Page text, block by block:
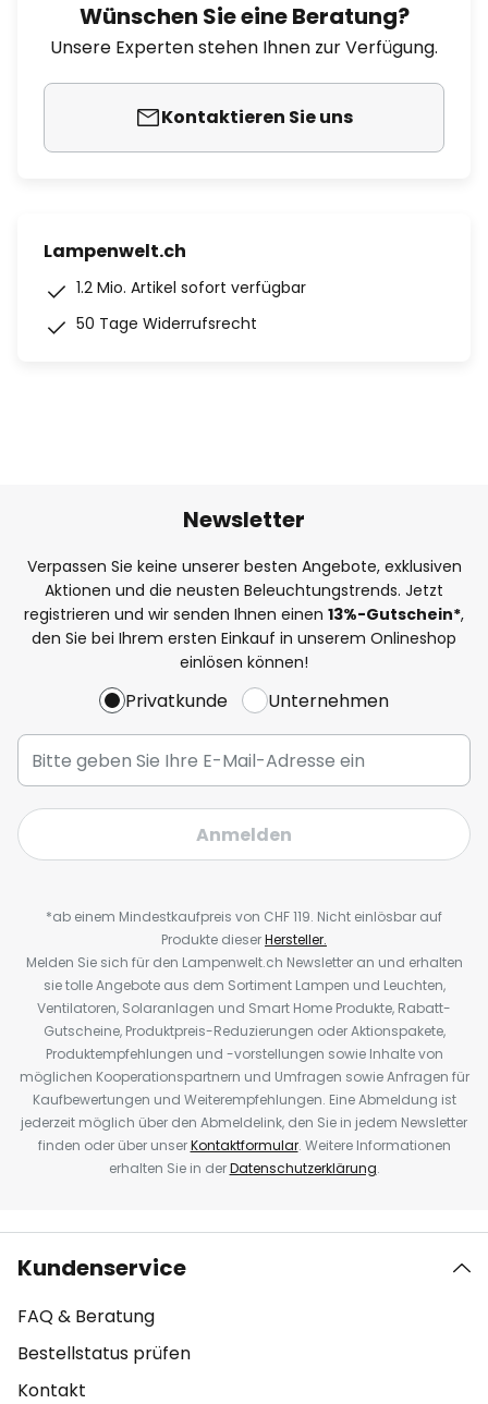
Wünschen Sie eine Beratung?
Unsere Experten stehen Ihnen zur Verfügung.
Kontaktieren Sie uns
Lampenwelt.ch
1.2 Mio. Artikel sofort verfügbar
50 Tage Widerrufsrecht
Newsletter
Verpassen Sie keine unserer besten Angebote, exklusiven
Aktionen und die neusten Beleuchtungstrends. Jetzt
registrieren und wir senden Ihnen einen 13%-Gutschein*,
den Sie bei Ihrem ersten Einkauf in unserem Onlineshop
einlösen können!
Privatkunde Unternehmen
Anmelden
*ab einem Mindestkaufpreis von CHF 119. Nicht einlösbar auf
Produkte dieserHersteller.
Melden Sie sich für den Lampenwelt.ch Newsletter an und erhalten
sie tolle Angebote aus dem Sortiment Lampen und Leuchten,
Ventilatoren, Solaranlagen und Smart Home Produkte, Rabatt-
Gutscheine, Produktpreis-Reduzierungen oder Aktionspakete,
Produktempfehlungen und -vorstellungen sowie Inhalte von
möglichen Kooperationspartnern und Umfragen sowie Anfragen für
Kaufbewertungen und Weiterempfehlungen. Eine Abmeldung ist
jederzeit möglich über den Abmeldelink, den Sie in jedem Newsletter
finden oder über unserKontaktformular. Weitere Informationen
erhalten Sie in derDatenschutzerklärung.
Kundenservice
FAQ & Beratung
Bestellstatus prüfen
Kontakt